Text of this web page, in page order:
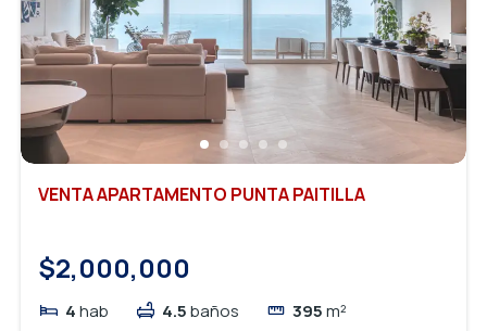
VENTA APARTAMENTO PUNTA PAITILLA
$2,000,000
4 hab 4.5 baños 395 m²